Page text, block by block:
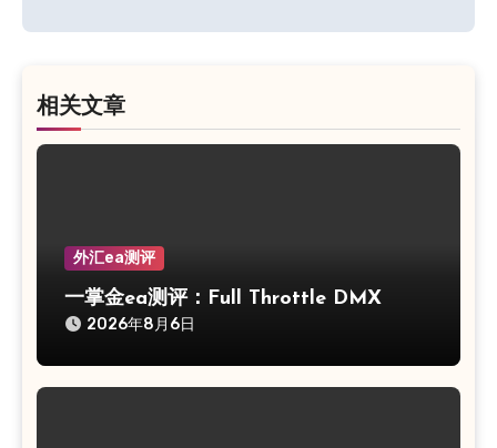
导
相关文章
外汇ea测评
一掌金ea测评：Full Throttle DMX
2026年8月6日